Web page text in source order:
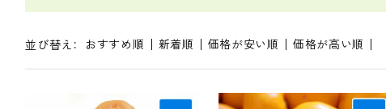
並び替え おすすめ順 新着順 価格が安い順 価格が高い順